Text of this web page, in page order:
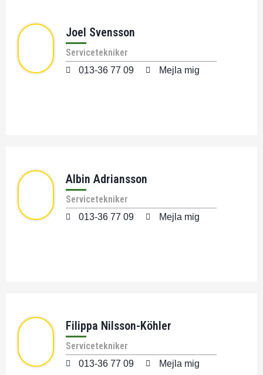
Joel Svensson
Servicetekniker
013-36 77 09 Mejla mig
Albin Adriansson
Servicetekniker
013-36 77 09 Mejla mig
Filippa Nilsson-Köhler
Servicetekniker
013-36 77 09 Mejla mig